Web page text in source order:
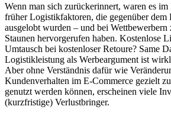
Wenn man sich zurückerinnert, waren es
früher Logistikfaktoren, die gegenüber dem
ausgelobt wurden – und bei Wettbewerbern
Staunen hervorgerufen haben. Kostenlose
Umtausch bei kostenloser Retoure? Same
Logistikleistung als Werbeargument ist
Aber ohne Verständnis dafür wie
Kundenverhalten im E-Commerce gezielt
genutzt werden können, erscheinen viele
(kurzfristige) Verlustbringer.